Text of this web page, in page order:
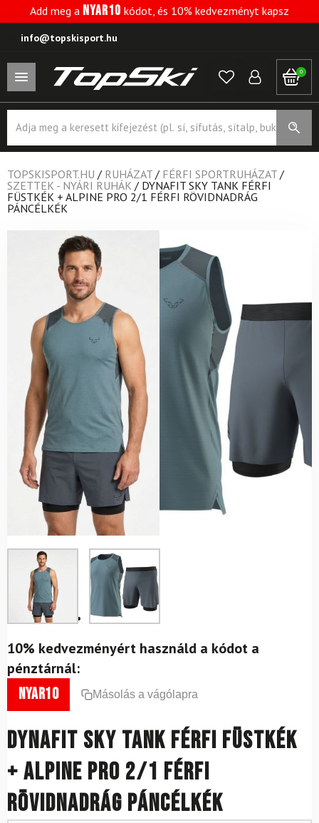
Add meg a NYAR10 kódot, és 10% kedvezményt kapsz
info@topskisport.hu
0
search
TOPSKISPORT.HU / RUHÁZAT / FÉRFI SPORTRUHÁZAT /
SZETTEK - NYÁRI RUHÁK / DYNAFIT SKY TANK FÉRFI
FÜSTKÉK + ALPINE PRO 2/1 FÉRFI RÖVIDNADRÁG
PÁNCÉLKÉK
10% kedvezményért használd a kódot a
pénztárnál:
nyar10 Másolás a vágólapra
DYNAFIT Sky Tank Férfi Füstkék
+ Alpine Pro 2/1 Férfi
Rövidnadrág Páncélkék